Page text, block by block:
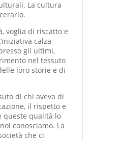
La cultura
voglia di riscatto e
calza
gli ultimi,
nel tessuto
loro storie e di
di chi aveva di
il rispetto e
queste qualità lo
conosciamo. La
che ci